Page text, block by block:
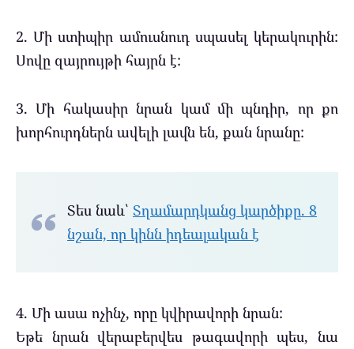
2. Մի ստիպիր ամուսնուդ սպասել կերակուրին:
Սովը զայրույթի հայրն է:
3. Մի հակասիր նրան կամ մի պնդիր, որ քո
խորհուրդներն ավելի լավն են, քան նրանը:
Տես նաև՝ Տղամարդկանց կարծիքը. 8
նշան, որ կինն իդեալական է
4. Մի ասա ոչինչ, որը կվիրավորի նրան:
Եթե ​​նրան վերաբերվես թագավորի պես, նա